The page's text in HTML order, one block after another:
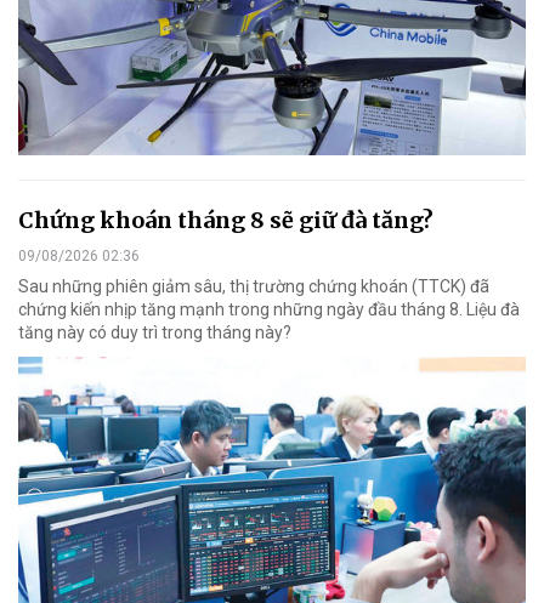
Chứng khoán tháng 8 sẽ giữ đà tăng?
09/08/2026 02:36
Sau những phiên giảm sâu, thị trường chứng khoán (TTCK) đã
chứng kiến nhịp tăng mạnh trong những ngày đầu tháng 8. Liệu đà
tăng này có duy trì trong tháng này?